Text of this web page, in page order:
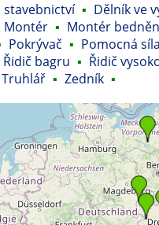
stavebnictví ▪ Dělník ve
Montér ▪ Montér
Pokrývač ▪ Pomocná síla
Řidič bagru ▪ Řidič
Truhlář ▪ Zedník ▪